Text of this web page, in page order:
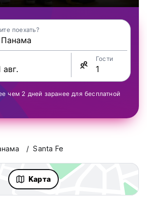
поехать?
Гости
чем 2 дней заранее для бесплатной
Santa Fe
Kарта